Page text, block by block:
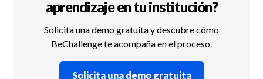
aprendizaje en tu institución?
Solicita una demo gratuita y descubre cómo
BeChallenge te acompaña en el proceso.
Solicita una demo gratuita